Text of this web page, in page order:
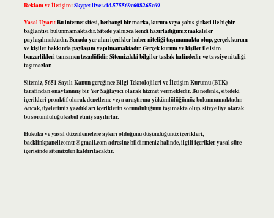
Reklam ve İletişim:Skype: live:.cid.575569c608265c69
Yasal Uyarı:Bu internet sitesi, herhangi bir marka, kurum veya şahıs şirketi ile hiçbir
bağlantısı bulunmamaktadır. Sitede yalnızca kendi hazırladığımız makaleler
paylaşılmaktadır. Burada yer alan içerikler haber niteliği taşımamakta olup, gerçek kurum
ve kişiler hakkında paylaşım yapılmamaktadır. Gerçek kurum ve kişiler ile isim
benzerlikleri tamamen tesadüfidir. Sitemizdeki bilgiler taslak halindedir ve tavsiye niteliği
taşımazlar.
Sitemiz, 5651 Sayılı Kanun gereğince Bilgi Teknolojileri ve İletişim Kurumu (BTK)
tarafından onaylanmış bir Yer Sağlayıcı olarak hizmet vermektedir. Bu nedenle, sitedeki
içerikleri proaktif olarak denetleme veya araştırma yükümlülüğümüz bulunmamaktadır.
Ancak, üyelerimiz yazdıkları içeriklerin sorumluluğunu taşımakta olup, siteye üye olarak
bu sorumluluğu kabul etmiş sayılırlar.
Hukuka ve yasal düzenlemelere aykırı olduğunu düşündüğünüz içerikleri,
backlinkpanelicomtr@gmail.comadresine bildirmeniz halinde, ilgili içerikler yasal süre
içerisinde sitemizden kaldırılacaktır.